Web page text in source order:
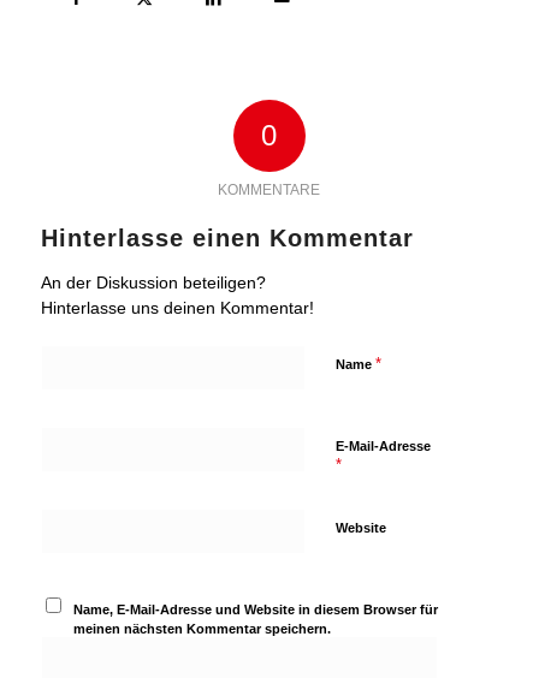
0
KOMMENTARE
Hinterlasse einen Kommentar
An der Diskussion beteiligen?
Hinterlasse uns deinen Kommentar!
Name *
E-Mail-Adresse
*
Website
Name, E-Mail-Adresse und Website in diesem Browser für
meinen nächsten Kommentar speichern.